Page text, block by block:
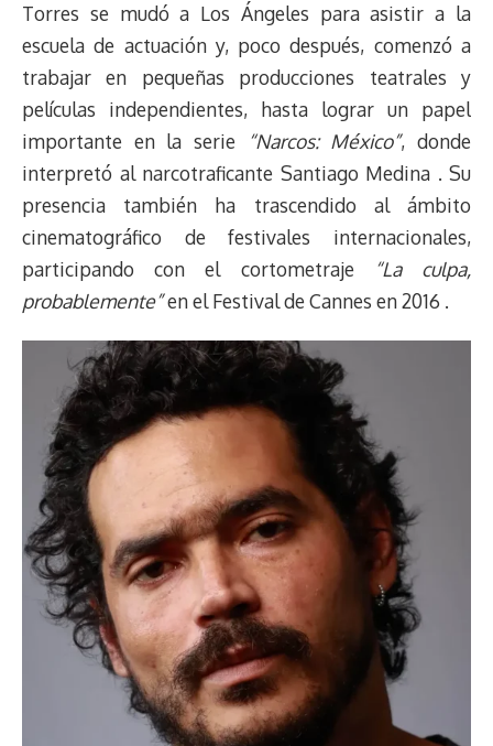
Torres se mudó a Los Ángeles para asistir a la
escuela de actuación y, poco después, comenzó a
trabajar en pequeñas producciones teatrales y
películas independientes, hasta lograr un papel
importante en la serie
“Narcos: México”, donde
interpretó al narcotraficante Santiago Medina . Su
presencia también ha trascendido al ámbito
cinematográfico de festivales internacionales,
participando con el cortometraje
“La culpa,
probablemente”en el Festival de Cannes en 2016 .